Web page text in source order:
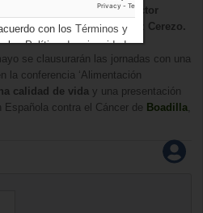
a cargo del director
Mayores, Carlos Martínez Cerezo.
se clausurarán las jornadas con una
la conferencia ‘Alimentación
calidad de vida y una presentación
contra el Cáncer de Boadilla,
con los Términos y
y losPolítica de privacidad